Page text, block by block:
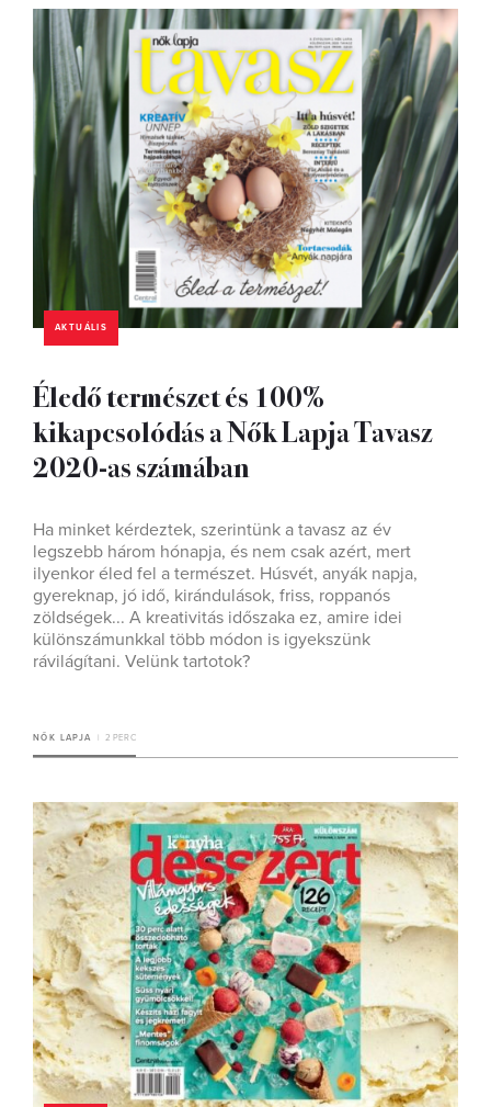
AKTUÁLIS
Éledő természet és 100%
kikapcsolódás a Nők Lapja Tavasz
2020-as számában
Ha minket kérdeztek, szerintünk a tavasz az év
legszebb három hónapja, és nem csak azért, mert
ilyenkor éled fel a természet. Húsvét, anyák napja,
gyereknap, jó idő, kirándulások, friss, roppanós
zöldségek... A kreativitás időszaka ez, amire idei
különszámunkkal több módon is igyekszünk
rávilágítani. Velünk tartotok?
NŐK LAPJA 2 PERC